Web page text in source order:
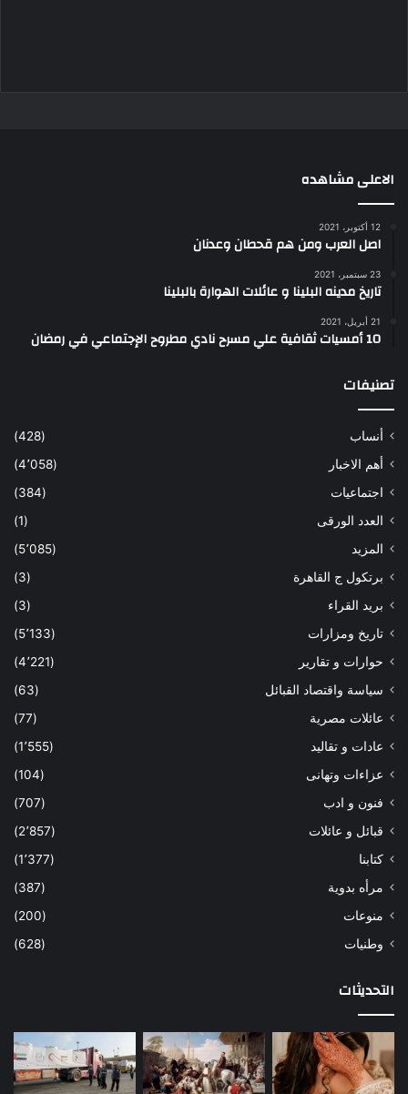
الاعلى مشاهده
12 أكتوبر، 2021
اصل العرب ومن هم قحطان وعدنان
23 سبتمبر، 2021
تاريخ مدينه البلينا و عائلات الهوارة بالبلينا
21 أبريل، 2021
10 أمسيات ثقافية علي مسرح نادي مطروح الإجتماعي في رمضان
تصنيفات
أنساب
(428)
أهم الاخبار
(4٬058)
اجتماعيات
(384)
العدد الورقى
(1)
المزيد
(5٬085)
برتكول ج القاهرة
(3)
بريد القراء
(3)
تاريخ ومزارات
(5٬133)
حوارات و تقارير
(4٬221)
سياسة واقتصاد القبائل
(63)
عائلات مصرية
(77)
عادات و تقاليد
(1٬555)
عزاءات وتهانى
(104)
فنون و ادب
(707)
قبائل و عائلات
(2٬857)
كتابنا
(1٬377)
مرأه بدوية
(387)
منوعات
(200)
وطنيات
(628)
التحديثات